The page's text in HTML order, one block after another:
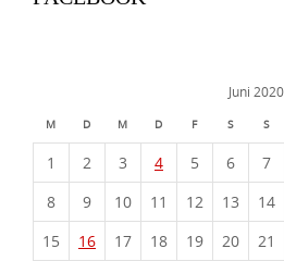
Juni 2020
M D M D F S S
1 2 3 4 5 6
7
8
9 10 11 12 13
14
15
16 17 18 19 20
21